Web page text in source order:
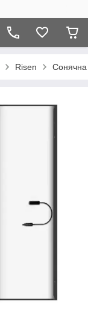
Risen Сонячна